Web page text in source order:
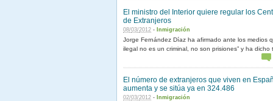
El ministro del Interior quiere regular los
de Extranjeros
08/03/2012 - Inmigración
Jorge Fernández Díaz ha afirmado ante los medios
ilegal no es un criminal, no son prisiones” y ha dicho
El número de extranjeros que viven en
aumenta y se sitúa ya en 324.486
02/03/2012 - Inmigración